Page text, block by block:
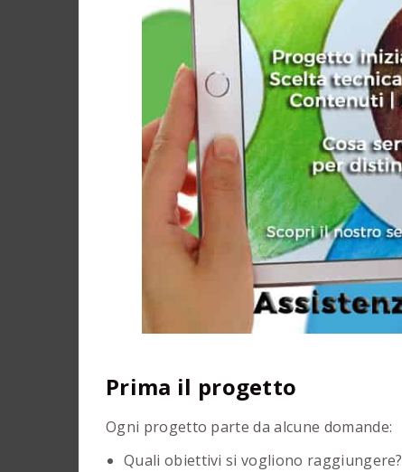
Prima il progetto
Ogni progetto parte da alcune domande:
Quali obiettivi si vogliono raggiungere?